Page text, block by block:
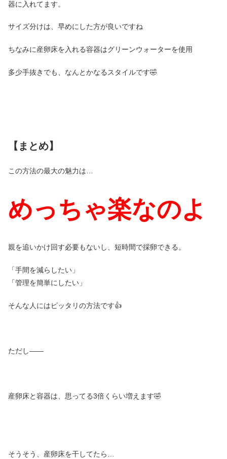
器に入れてます。
サイズ分けは、早めにした方が良いですね
ちなみに産卵床を入れる容器はグリーンウォーターを使用
多少手抜きでも、なんとかなるスタイルです🤣
【まとめ】
この方法の最大の魅力は…
めっちゃ楽なのよ
親を追いかけ回す必要もないし、短時間で採卵できる。
「手間を減らしたい」
「管理を簡単にしたい」
そんな人にはピッタリの方法です👍
ただし――
産卵床と容器は、思ってる3倍くらい増えます🤣
そうそう、産卵床を干してたら…